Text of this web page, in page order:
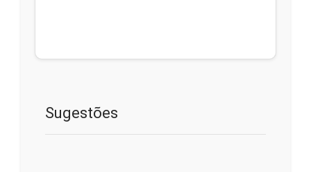
Sugestões